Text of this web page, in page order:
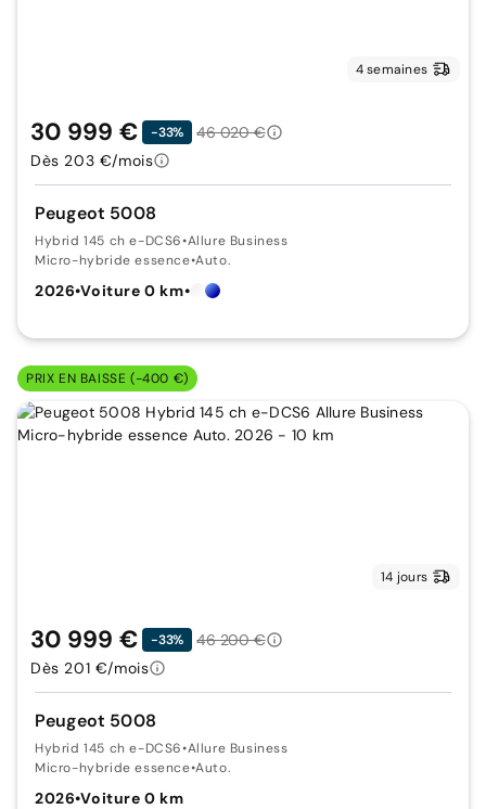
4 semaines
Peugeot 5008
Hybrid 145 ch e-DCS6•Allure Business
Micro-hybride essence•Auto.
2026•Voiture 0 km•
30 999 € -33%
46 020 €
Dès 203 €/mois
PRIX EN BAISSE (-400 €)
14 jours
Peugeot 5008
Hybrid 145 ch e-DCS6•Allure Business
Micro-hybride essence•Auto.
2026•Voiture 0 km
30 999 € -33%
46 200 €
Dès 201 €/mois